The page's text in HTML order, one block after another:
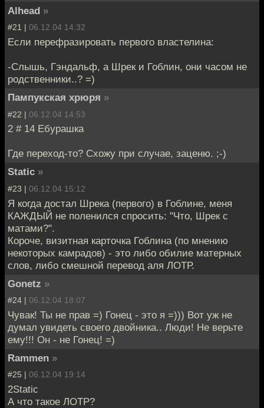
Alhead »
#21 | 06.12.04 14:32
Если перефразировать первого властелина:
-Слышь, Гэндальф, а Шрек и Гоблин, они часом не
родственники..? =)
Пампукская хрюря »
#22 | 06.12.04 14:53
2 # 14 Ебурашка
Где переход-то? Схожу при случае, заценю. ;-)
Static »
#23 | 06.12.04 15:12
Я когда достал Шрека (первого) в Гоблине, меня
КАЖДЫЙ не поленился спросить: "Что, Шрек с
матами?".
Короче, визитная карточка Гоблина (по мнению
некоторых камрадов) - это либо обилие матерных
слов, либо смешной перевод аля ЛОТР.
Gonetz »
#24 | 06.12.04 18:07
Чувак! Ты не прав =) Гонец - это я =))) Вот уж не
думал увидеть своего двойника.. Люди! Не верьте
ему!!! Он - не Гонец! =)
Rammen »
#25 | 06.12.04 19:14
2Static
А что такое ЛОТР?